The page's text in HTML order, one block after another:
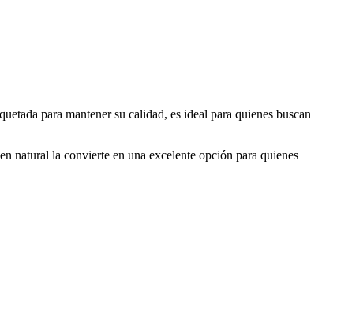
para mantener su calidad, es ideal para quienes buscan
natural la convierte en una excelente opción para quienes